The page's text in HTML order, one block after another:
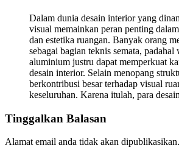
Dalam dunia desain interior yang
visual memainkan peran penting
dan estetika ruangan. Banyak orang
sebagai bagian teknis semata, padahal
aluminium justru dapat memperkuat
desain interior. Selain menopang
berkontribusi besar terhadap visual
keseluruhan. Karena itulah, para
Tinggalkan Balasan
Alamat email anda tidak akan dipublikasikan.